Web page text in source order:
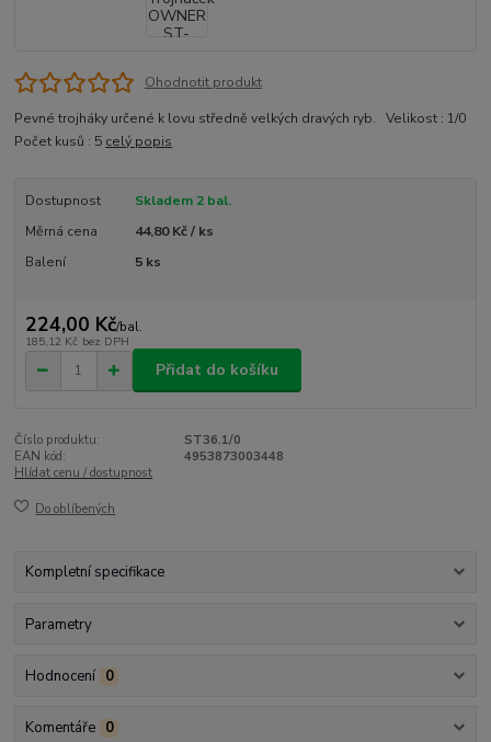
Ohodnotit produkt
Pevné trojháky určené k lovu středně velkých dravých ryb. Velikost : 1/0
Počet kusů : 5 celý popis
Dostupnost
Skladem 2 bal.
Měrná cena
44,80 Kč / ks
Balení
5 ks
224,00 Kč/bal.
185,12 Kč bez DPH
Přidat do košíku
Číslo produktu:
ST36.1/0
EAN kód:
4953873003448
Hlídat cenu / dostupnost
Do oblíbených
Kompletní specifikace
Parametry
Hodnocení 0
Komentáře 0